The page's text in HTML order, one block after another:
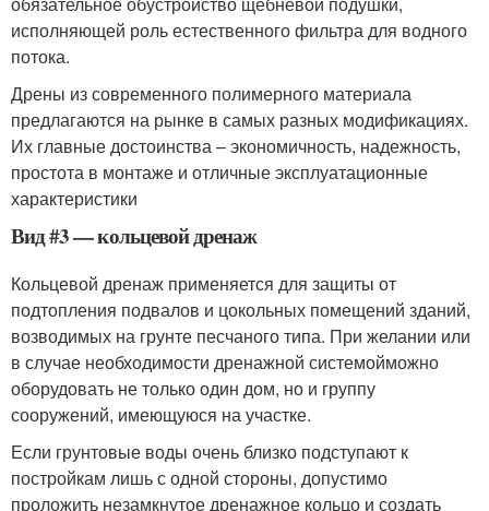
исполняющей роль естественного фильтра для водного
потока.
Дрены из современного полимерного материала
предлагаются на рынке в самых разных модификациях.
Их главные достоинства – экономичность, надежность,
простота в монтаже и отличные эксплуатационные
характеристики
Вид #3 — кольцевой дренаж
Кольцевой дренаж применяется для защиты от
подтопления подвалов и цокольных помещений зданий,
возводимых на грунте песчаного типа. При желании или
в случае необходимости дренажной системойможно
оборудовать не только один дом, но и группу
сооружений, имеющуюся на участке.
Если грунтовые воды очень близко подступают к
постройкам лишь с одной стороны, допустимо
проложить незамкнутое дренажное кольцо и создать